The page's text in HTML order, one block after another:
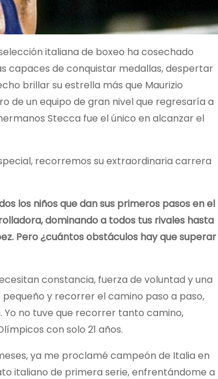
italiana de boxeo ha cosechado
capaces de conquistar medallas, despertar
brillar su estrella más que Maurizio
de un equipo de gran nivel que regresaría a
Stecca fue el único en alcanzar el
recorremos su extraordinaria carrera
los niños que dan sus primeros pasos en el
dominando a todos tus rivales hasta
Pero ¿cuántos obstáculos hay que superar
constancia, fuerza de voluntad y una
y recorrer el camino paso a paso,
Yo no tuve que recorrer tanto camino,
con solo 21 años.
ya me proclamé campeón de Italia en
italiano de primera serie, enfrentándome a